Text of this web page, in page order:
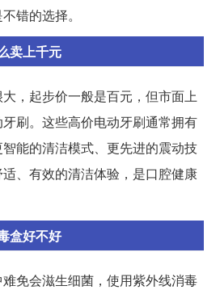
错的选择。
卖上千元
，起步价一般是百元，但市面上
刷。这些高价电动牙刷通常拥有
能的清洁模式、更先进的震动技
、有效的清洁体验，是口腔健康
盒好不好
免会滋生细菌，使用紫外线消毒